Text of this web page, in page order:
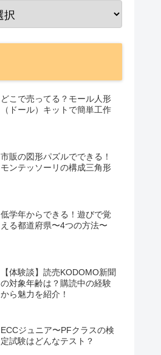
どこで売ってる？モール人形
（ドール）キットで簡単工作
市販の図形パズルでできる！
モンテッソーリの構成三角形
低学年からできる！遊びで覚
える都道府県〜4つの方法〜
【体験談】読売KODOMO新聞
の対象年齢は？購読中の経験
から魅力を紹介！
ECCジュニア〜PFクラスの検
定試験はどんなテスト？